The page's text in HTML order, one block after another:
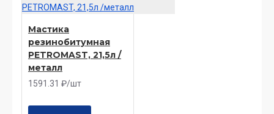
Мастика
резинобитумная
PETROMAST, 21,5л /
металл
1591.31 ₽/шт